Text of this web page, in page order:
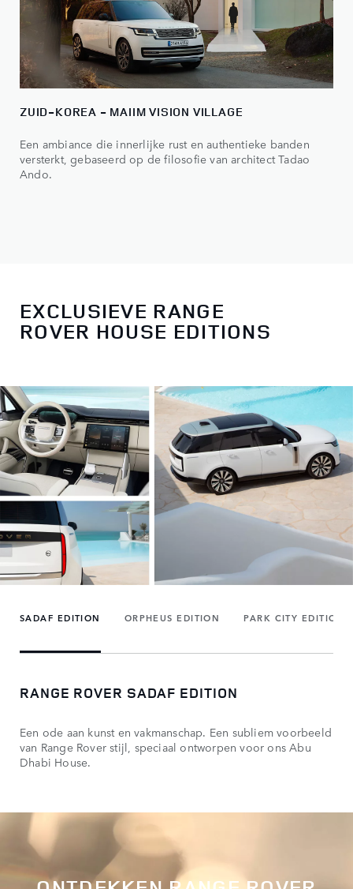
ZUID-KOREA - MAIIM VISION VILLAGE
Een ambiance die innerlijke rust en authentieke banden
versterkt, gebaseerd op de filosofie van architect Tadao
Ando.
EXCLUSIEVE RANGE
ROVER HOUSE EDITIONS
SADAF EDITION ORPHEUS EDITION PARK CITY EDITION
RANGE ROVER SADAF EDITION
Een ode aan kunst en vakmanschap. Een subliem voorbeeld
van Range Rover stijl, speciaal ontworpen voor ons Abu
Dhabi House.